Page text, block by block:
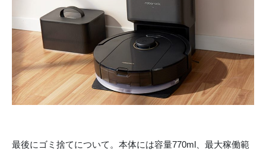
最後にゴミ捨てについて。本体には容量770ml、最大稼働範